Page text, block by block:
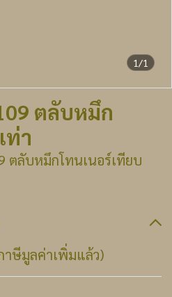
1/1
ตลับหมึก
ท่า
ตลับหมึกโทนเนอร์เทียบ
าษีมูลค่าเพิ่มแล้ว)